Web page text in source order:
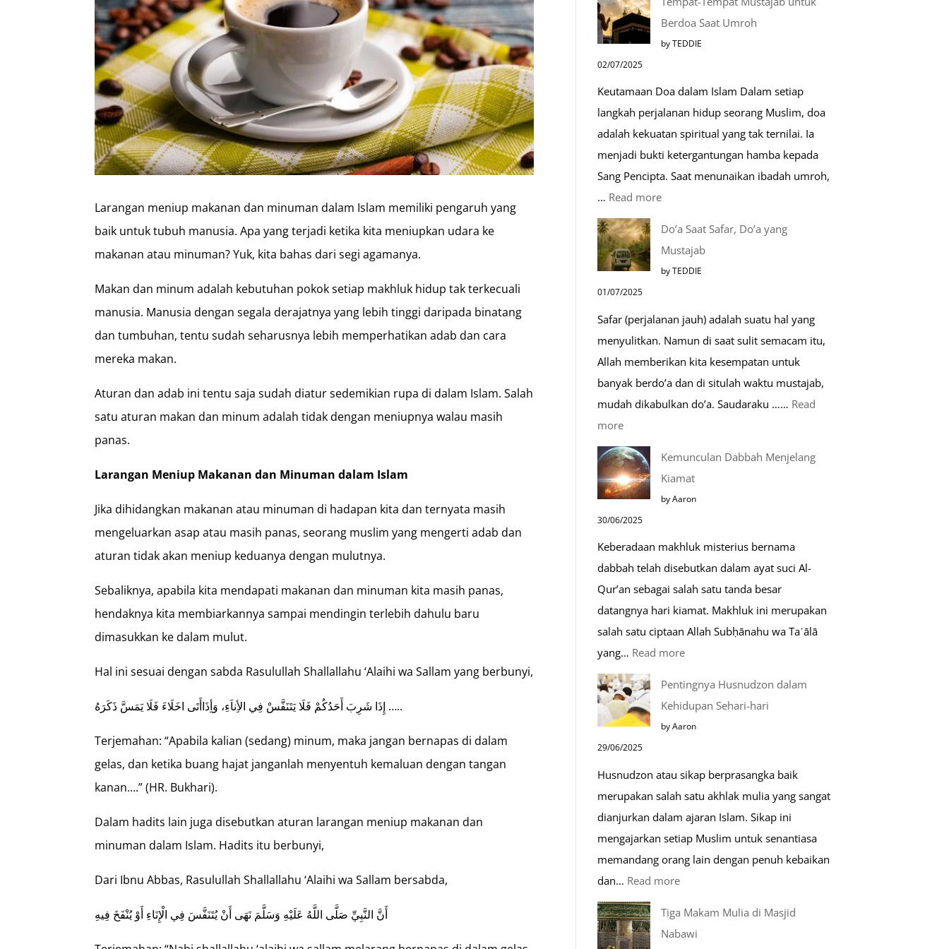
Larangan meniup makanan dan minuman dalam Islam memiliki pengaruh yang
baik untuk tubuh manusia. Apa yang terjadi ketika kita meniupkan udara ke
makanan atau minuman? Yuk, kita bahas dari segi agamanya.
Makan dan minum adalah kebutuhan pokok setiap makhluk hidup tak terkecuali
manusia. Manusia dengan segala derajatnya yang lebih tinggi daripada binatang
dan tumbuhan, tentu sudah seharusnya lebih memperhatikan adab dan cara
mereka makan.
Aturan dan adab ini tentu saja sudah diatur sedemikian rupa di dalam Islam. Salah
satu aturan makan dan minum adalah tidak dengan meniupnya walau masih
panas.
Larangan Meniup Makanan dan Minuman dalam Islam
Jika dihidangkan makanan atau minuman di hadapan kita dan ternyata masih
mengeluarkan asap atau masih panas, seorang muslim yang mengerti adab dan
aturan tidak akan meniup keduanya dengan mulutnya.
Sebaliknya, apabila kita mendapati makanan dan minuman kita masih panas,
hendaknya kita membiarkannya sampai mendingin terlebih dahulu baru
dimasukkan ke dalam mulut.
Hal ini sesuai dengan sabda Rasulullah Shallallahu ‘Alaihi wa Sallam yang berbunyi,
إِذَا شَرِبَ أَحَدُكُمْ فَلَا يَتَنَفَّسْ فِي الأِناَءِ، وَأِذَاأَتَى اخَلَاءَ فَلَا يَمَسَّ ذَكَرَهُ …..
Terjemahan: “Apabila kalian (sedang) minum, maka jangan bernapas di dalam
gelas, dan ketika buang hajat janganlah menyentuh kemaluan dengan tangan
kanan….” (HR. Bukhari).
Dalam hadits lain juga disebutkan aturan larangan meniup makanan dan
minuman dalam Islam. Hadits itu berbunyi,
Dari Ibnu Abbas, Rasulullah Shallallahu ‘Alaihi wa Sallam bersabda,
أَنَّ النَّبِيِّ صَلَّى اللَّهُ عَلَيْهِ وَسَلَّمَ نَهَى أَنْ يُتَنَفَّسَ فِي الْإِنَاءِ أَوْ يُنْفَخَ فِيهِ
Umroh
Dengan
Kereta
Cepat
Berdoa Saat Umroh
by TEDDIE
02/07/2025
Keutamaan Doa dalam Islam Dalam setiap
langkah perjalanan hidup seorang Muslim, doa
adalah kekuatan spiritual yang tak ternilai. Ia
menjadi bukti ketergantungan hamba kepada
Sang Pencipta. Saat menunaikan ibadah umroh,
… Read more:
Mustajab
Saat
Umroh
Do’a Saat Safar, Do’a yang
Mustajab
by TEDDIE
01/07/2025
Safar (perjalanan jauh) adalah suatu hal yang
menyulitkan. Namun di saat sulit semacam itu,
Allah memberikan kita kesempatan untuk
banyak berdo’a dan di situlah waktu mustajab,
mudah dikabulkan do’a. Saudaraku …… Read
more:
Do’a
Saat
Safar,
Mustajab
Kemunculan Dabbah Menjelang
Kiamat
by Aaron
30/06/2025
Keberadaan makhluk misterius bernama
dabbah telah disebutkan dalam ayat suci Al-
Qur’an sebagai salah satu tanda besar
datangnya hari kiamat. Makhluk ini merupakan
salah satu ciptaan Allah Subḥānahu wa Taʿālā
yang… Read more:
Dabbah
Menjelang
Pentingnya Husnudzon dalam
Kehidupan Sehari-hari
by Aaron
29/06/2025
Husnudzon atau sikap berprasangka baik
merupakan salah satu akhlak mulia yang sangat
dianjurkan dalam ajaran Islam. Sikap ini
mengajarkan setiap Muslim untuk senantiasa
memandang orang lain dengan penuh kebaikan
dan… Read more:
Tiga Makam Mulia di Masjid
Nabawi